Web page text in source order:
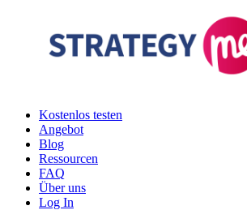
Kostenlos testen
Angebot
Blog
Ressourcen
FAQ
Über uns
Log In